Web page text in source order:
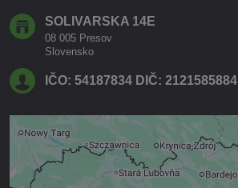
SOLIVARSKA 14E
08 005 Presov
Slovensko
IČO: 54187834 DIČ: 2121585884
Externý obsah je blokovaný
Voľbami súkromia